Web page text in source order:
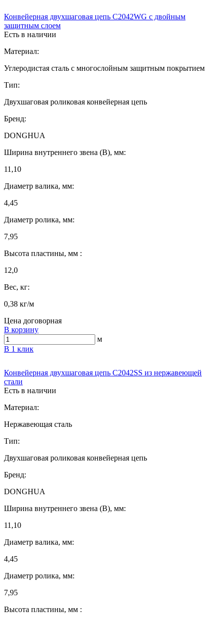
Конвейерная двухшаговая цепь C2042WG с двойным
защитным слоем
Есть в наличии
Материал:
Углеродистая сталь с многослойным защитным покрытием
Тип:
Двухшаговая роликовая конвейерная цепь
Бренд:
DONGHUA
Ширина внутреннего звена (B), мм:
11,10
Диаметр валика, мм:
4,45
Диаметр ролика, мм:
7,95
Высота пластины, мм :
12,0
Вес, кг:
0,38 кг/м
Цена договорная
В корзину
м
В 1 клик
Конвейерная двухшаговая цепь C2042SS из нержавеющей
стали
Есть в наличии
Материал:
Нержавеющая сталь
Тип:
Двухшаговая роликовая конвейерная цепь
Бренд:
DONGHUA
Ширина внутреннего звена (B), мм:
11,10
Диаметр валика, мм:
4,45
Диаметр ролика, мм:
7,95
Высота пластины, мм :